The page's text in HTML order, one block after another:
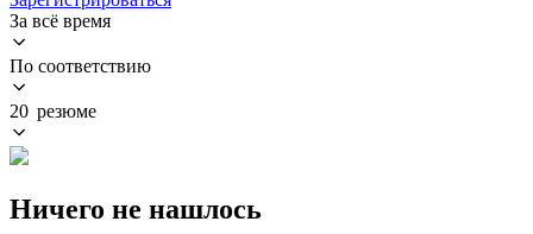
За всё время
По соответствию
20 резюме
Ничего не нашлось